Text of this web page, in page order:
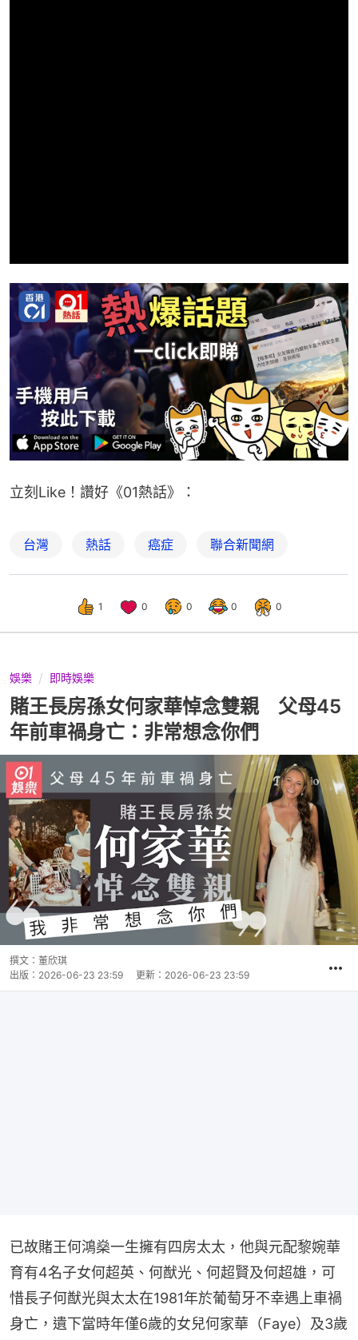
立刻Like！讚好《01熱話》：
台灣 熱話 癌症 聯合新聞網
1 0 0 0 0
娛樂 即時娛樂
賭王長房孫女何家華悼念雙親 父母45
年前車禍身亡：非常想念你們
撰文： 董欣琪
出版： 2026-06-23 23:59 更新： 2026-06-23 23:59
已故賭王何鴻燊一生擁有四房太太，他與元配黎婉華
育有4名子女何超英、何猷光、何超賢及何超雄，可
惜長子何猷光與太太在1981年於葡萄牙不幸遇上車禍
身亡，遺下當時年僅6歲的女兒何家華（Faye）及3歲